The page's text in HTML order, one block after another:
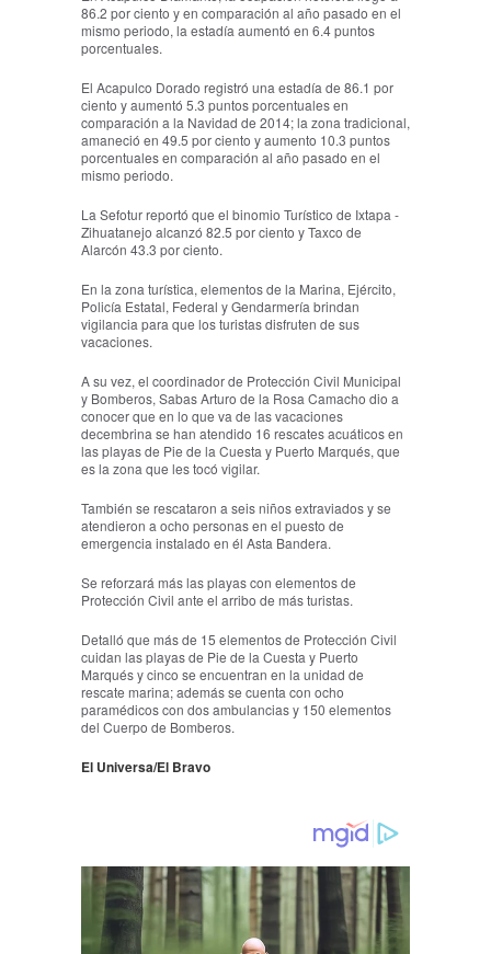
86.2 por ciento y en comparación al año pasado en el
mismo periodo, la estadía aumentó en 6.4 puntos
porcentuales.
El Acapulco Dorado registró una estadía de 86.1 por
ciento y aumentó 5.3 puntos porcentuales en
comparación a la Navidad de 2014; la zona tradicional,
amaneció en 49.5 por ciento y aumento 10.3 puntos
porcentuales en comparación al año pasado en el
mismo periodo.
La Sefotur reportó que el binomio Turístico de Ixtapa -
Zihuatanejo alcanzó 82.5 por ciento y Taxco de
Alarcón 43.3 por ciento.
En la zona turística, elementos de la Marina, Ejército,
Policía Estatal, Federal y Gendarmería brindan
vigilancia para que los turistas disfruten de sus
vacaciones.
A su vez, el coordinador de Protección Civil Municipal
y Bomberos, Sabas Arturo de la Rosa Camacho dio a
conocer que en lo que va de las vacaciones
decembrina se han atendido 16 rescates acuáticos en
las playas de Pie de la Cuesta y Puerto Marqués, que
es la zona que les tocó vigilar.
También se rescataron a seis niños extraviados y se
atendieron a ocho personas en el puesto de
emergencia instalado en él Asta Bandera.
Se reforzará más las playas con elementos de
Protección Civil ante el arribo de más turistas.
Detalló que más de 15 elementos de Protección Civil
cuidan las playas de Pie de la Cuesta y Puerto
Marqués y cinco se encuentran en la unidad de
rescate marina; además se cuenta con ocho
paramédicos con dos ambulancias y 150 elementos
del Cuerpo de Bomberos.
El Universa/El Bravo